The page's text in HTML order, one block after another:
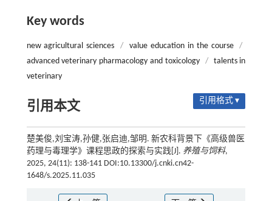
Key words
new agricultural sciences / value education in the course
/
advanced veterinary pharmacology and toxicology
/
talents in
veterinary
引用本文 引用格式 ▾
楚美俊,刘宝涛,孙健,张启迪,邹明. 新农科背景下《高级兽医
药理与毒理学》课程思政的探索与实践[J]. 养殖与饲料,
2025, 24(11): 138-141 DOI:10.13300/j.cnki.cn42-
1648/s.2025.11.035